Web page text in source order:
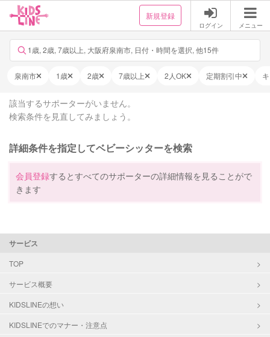
新規登録
ログイン メニュー
1歳, 2歳, 7歳以上, 大阪府泉南市, 日付・時間を選択, 他15件
泉南市 1歳 2歳 7歳以上 2人OK 定期割引中
該当するサポーターがいません。
検索条件を見直してみましょう。
詳細条件を指定してベビーシッターを検索
会員登録するとすべてのサポーターの詳細情報を見ることがで
きます
サービス
TOP
サービス概要
KIDSLINEの想い
KIDSLINEでのマナー・注意点